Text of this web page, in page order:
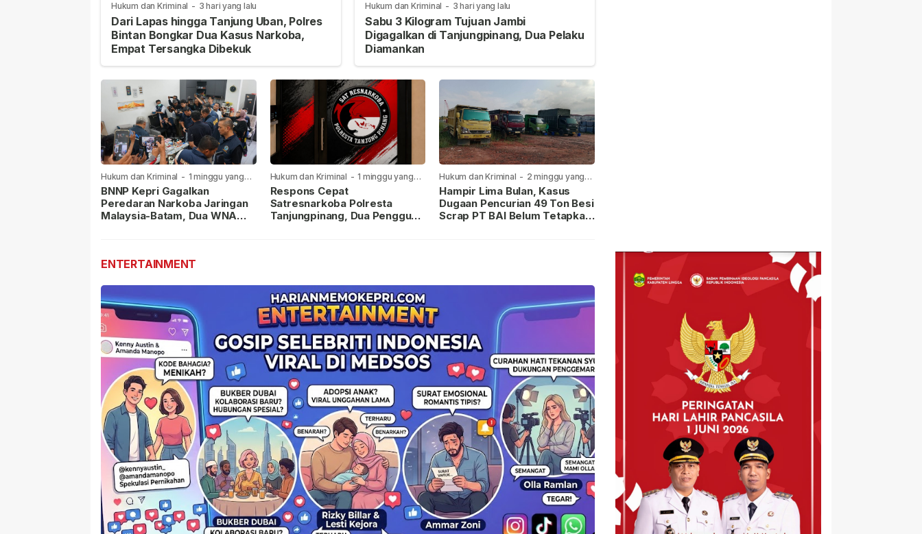
Hukum dan Kriminal - 3 hari yang lalu
Dari Lapas hingga Tanjung Uban, Polres
Bintan Bongkar Dua Kasus Narkoba,
Empat Tersangka Dibekuk
Hukum dan Kriminal - 3 hari yang lalu
Sabu 3 Kilogram Tujuan Jambi
Digagalkan di Tanjungpinang, Dua Pelaku
Diamankan
Hukum dan Kriminal - 1 minggu yang
lalu
BNNP Kepri Gagalkan
Peredaran Narkoba Jaringan
Malaysia-Batam, Dua WNA
Hukum dan Kriminal - 1 minggu yang
lalu
Respons Cepat
Satresnarkoba Polresta
Tanjungpinang, Dua Pengguna
Hukum dan Kriminal - 2 minggu yang
lalu
Hampir Lima Bulan, Kasus
Dugaan Pencurian 49 Ton Besi
Scrap PT BAI Belum Tetapkan
ENTERTAINMENT